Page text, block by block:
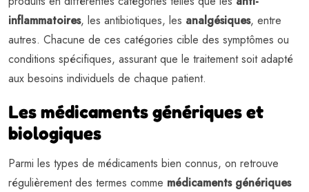
inflammatoires, les antibiotiques, les analgésiques, entre
autres. Chacune de ces catégories cible des symptômes ou
conditions spécifiques, assurant que le traitement soit adapté
aux besoins individuels de chaque patient.
Les médicaments génériques et
biologiques
Parmi les types de médicaments bien connus, on retrouve
régulièrement des termes comme médicaments génériques